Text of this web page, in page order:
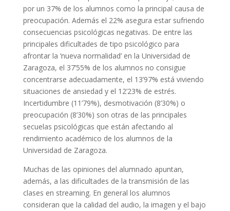
por un 37% de los alumnos como la principal causa de
preocupación. Además el 22% asegura estar sufriendo
consecuencias psicológicas negativas. De entre las
principales dificultades de tipo psicológico para
afrontar la ‘nueva normalidad’ en la Universidad de
Zaragoza, el 37’55% de los alumnos no consigue
concentrarse adecuadamente, el 13’97% está viviendo
situaciones de ansiedad y el 12’23% de estrés.
Incertidumbre (11’79%), desmotivación (8’30%) o
preocupación (8’30%) son otras de las principales
secuelas psicológicas que están afectando al
rendimiento académico de los alumnos de la
Universidad de Zaragoza.
Muchas de las opiniones del alumnado apuntan,
además, a las dificultades de la transmisión de las
clases en streaming. En general los alumnos
consideran que la calidad del audio, la imagen y el bajo